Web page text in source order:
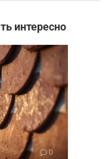
интересно
0